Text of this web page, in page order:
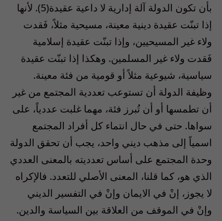
بأن تكون الدولة آلة إدارية لا داعية عقيدة(5). لأنها
إذا تبنّت عقيدة دينية معينة، مسيحية مثلاً، فَقدت
ولاء غير المسيحيين، وإذا تبنّت عقيدة إسلامية
فَقدت ولاء غير المسلمين. وهكذا إذا تبنّت عقيدة
سياسية، شيوعية مثلاً أو قومية من فئة معينة.
وظيفة الدولة أن تستوعب تعددية المجتمع من غير
أن تطمسها أو أن تُبرز فئة، مهما غلبت عددياً، على
سواها. حتى في حال انتماء كل أفراد المجتمع
اسمياً إلى مذهب ديني واحد، يجب أن تحقق الدولة
وحدة المجتمع على أساس تعدديته بالمعنى العددي
الذي هو، كما قلنا، المعنى الأصلي للتعدد. فالإكراه
لا يجوز، إنْ في الايمان وإنْ في التفسير الديني
وإنْ في الموقف من العلاقة بين السياسة والدين.